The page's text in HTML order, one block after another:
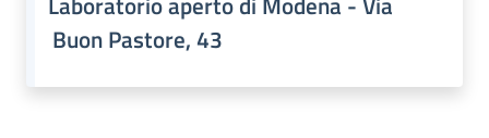
Buon Pastore, 43